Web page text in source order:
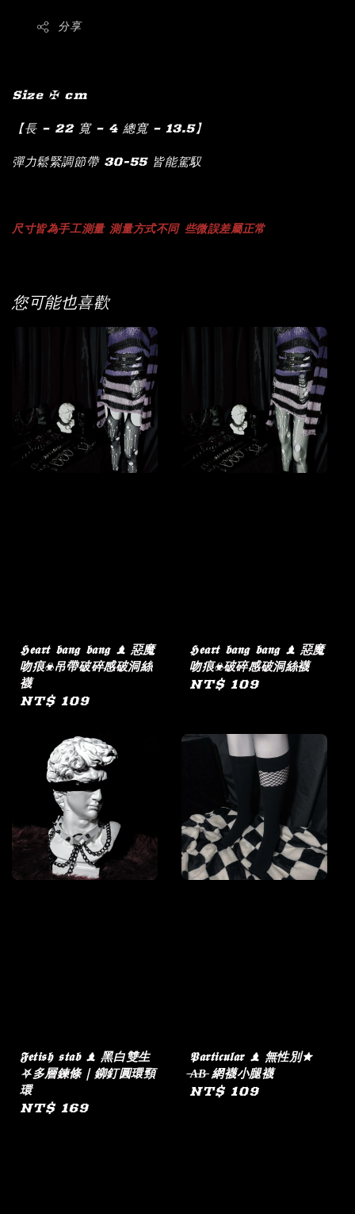
分享
Size ✠ cm
【長 – 22 寬 – 4 總寬 – 13.5】
彈力鬆緊調節帶 30-55 皆能駕馭
尺寸皆為手工測量 測量方式不同 些微誤差屬正常
您可能也喜歡
𝕳𝖊𝖆𝖗𝖙 𝖇𝖆𝖓𝖌 𝖇𝖆𝖓𝖌 ♝ 惡魔
吻痕☣︎吊帶破碎感破洞絲
襪
Regular
NT$ 109
𝕳𝖊𝖆𝖗𝖙 𝖇𝖆𝖓𝖌 𝖇𝖆𝖓𝖌 ♝ 惡魔
吻痕☣︎破碎感破洞絲襪
Regular
NT$ 109
𝕱𝖊𝖙𝖎𝖘𝖍 𝖘𝖙𝖆𝖇 ♝ 黑白雙生
⛧多層鍊條｜鉚釘圓環頸
環
Regular
NT$ 169
𝕻𝖆𝖗𝖙𝖎𝖈𝖚𝖑𝖆𝖗 ♝ 無性別✮
̶A̶B̶ 網襪小腿襪
Regular
NT$ 109